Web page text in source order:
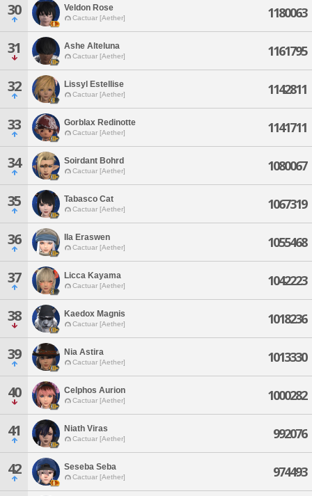
30 Veldon Rose
Cactuar [Aether] 1180063
31 Ashe Alteluna
Cactuar [Aether] 1161795
32 Lissyl Estellise
Cactuar [Aether] 1142811
33 Gorblax Redinotte
Cactuar [Aether] 1141711
34 Soirdant Bohrd
Cactuar [Aether] 1080067
35 Tabasco Cat
Cactuar [Aether] 1067319
36 Ila Eraswen
Cactuar [Aether] 1055468
37 Licca Kayama
Cactuar [Aether] 1042223
38 Kaedox Magnis
Cactuar [Aether] 1018236
39 Nia Astira
Cactuar [Aether] 1013330
40 Celphos Aurion
Cactuar [Aether] 1000282
41 Niath Viras
Cactuar [Aether] 992076
42 Seseba Seba
Cactuar [Aether] 974493